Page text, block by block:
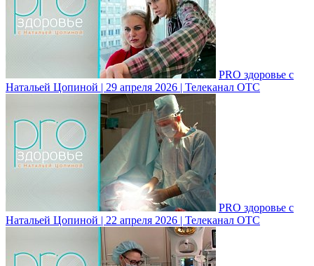
PRO здоровье с
Натальей Цопиной | 29 апреля 2026 | Телеканал ОТС
PRO здоровье с
Натальей Цопиной | 22 апреля 2026 | Телеканал ОТС